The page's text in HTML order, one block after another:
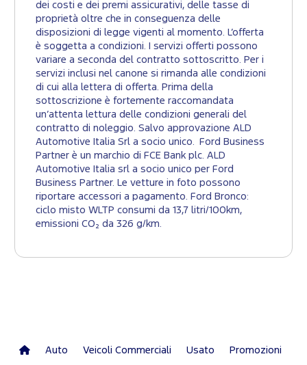
dei costi e dei premi assicurativi, delle tasse di
proprietà oltre che in conseguenza delle
disposizioni di legge vigenti al momento. L’offerta
è soggetta a condizioni. I servizi offerti possono
variare a seconda del contratto sottoscritto. Per i
servizi inclusi nel canone si rimanda alle condizioni
di cui alla lettera di offerta. Prima della
sottoscrizione è fortemente raccomandata
un’attenta lettura delle condizioni generali del
contratto di noleggio. Salvo approvazione ALD
Automotive Italia Srl a socio unico. Ford Business
Partner è un marchio di FCE Bank plc. ALD
Automotive Italia srl a socio unico per Ford
Business Partner. Le vetture in foto possono
riportare accessori a pagamento. Ford Bronco:
ciclo misto WLTP consumi da 13,7 litri/100km,
emissioni CO₂ da 326 g/km.
Auto Veicoli Commerciali Usato Promozioni